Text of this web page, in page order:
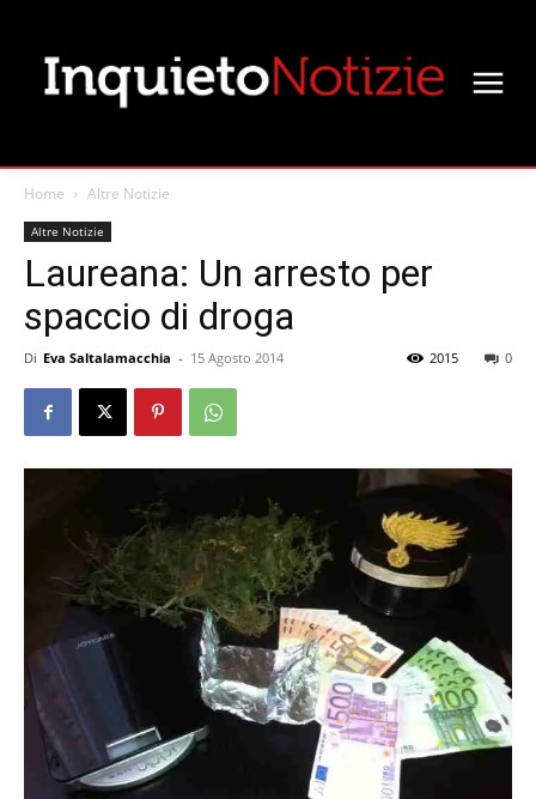
Home Altre Notizie
Altre Notizie
Laureana: Un arresto per
spaccio di droga
Di Eva Saltalamacchia - 15 Agosto 2014 0
2015